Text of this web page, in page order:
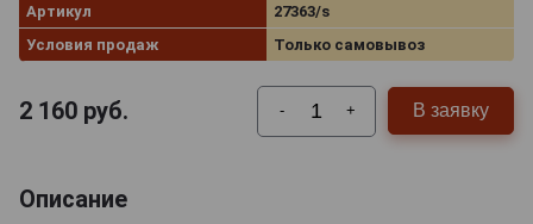
Артикул
27363/s
Условия продаж
Только самовывоз
2 160 руб. - + В заявку
Описание